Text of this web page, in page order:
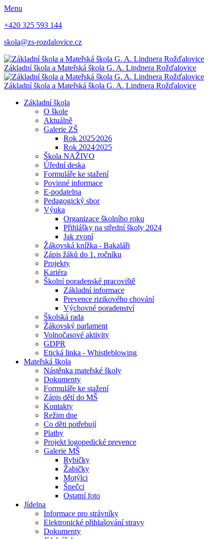
Menu
+420 325 593 144
skola@zs-rozdalovice.cz
Základní škola a Mateřská škola G. A. Lindnera Rožďalovice
Základní škola a Mateřská škola G. A. Lindnera Rožďalovice
Základní škola
O škole
Aktuálně
Galerie ZŠ
Rok 2025⁄2026
Rok 2024⁄2025
Škola NAŽIVO
Úřední deska
Formuláře ke stažení
Povinné informace
E-podatelna
Pedagogický sbor
Výuka
Organizace školního roku
Přihlášky na střední školy 2024
Jak zvoní
Žákovská knížka - Bakaláři
Zápis žáků do 1. ročníku
Projekty
Kariéra
Školní poradenské pracoviště
Základní informace
Prevence rizikového chování
Výchovné poradenství
Školská rada
Žákovský parlament
Volnočasové aktivity
GDPR
Etická linka - Whistleblowing
Mateřská škola
Nástěnka mateřské školy
Dokumenty
Formuláře ke stažení
Zápis dětí do MŠ
Kontakty
Režim dne
Co děti potřebují
Platby
Projekt logopedické prevence
Galerie MŠ
Rybičky
Žabičky
Motýlci
Šnečci
Ostatní foto
Jídelna
Informace pro strávníky
Elektronické přihlašování stravy
Dokumenty